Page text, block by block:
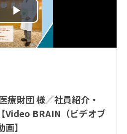
療財団 様／社員紹介・
Video BRAIN（ビデオブ
】